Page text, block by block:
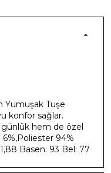
Yumuşak Tuşe
konfor sağlar.
günlük hem de özel
94%
Basen: 93 Bel: 77